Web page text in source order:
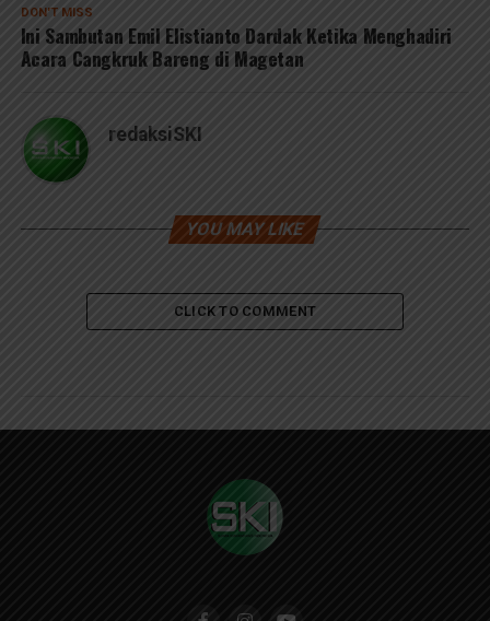
DON'T MISS
Ini Sambutan Emil Elistianto Dardak Ketika Menghadiri
Acara Cangkruk Bareng di Magetan
redaksiSKI
YOU MAY LIKE
CLICK TO COMMENT